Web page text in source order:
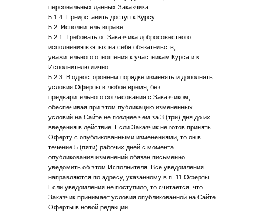
персональных данных Заказчика.
5.1.4. Предоставить доступ к Курсу.
5.2. Исполнитель вправе:
5.2.1. Требовать от Заказчика добросовестного
исполнения взятых на себя обязательств,
уважительного отношения к участникам Курса и к
Исполнителю лично.
5.2.3. В одностороннем порядке изменять и дополнять
условия Оферты в любое время, без
предварительного согласования с Заказчиком,
обеспечивая при этом публикацию измененных
условий на Сайте не позднее чем за 3 (три) дня до их
введения в действие. Если Заказчик не готов принять
Оферту с опубликованными изменениями, то он в
течение 5 (пяти) рабочих дней с момента
опубликования изменений обязан письменно
уведомить об этом Исполнителя. Все уведомления
направляются по адресу, указанному в п. 11 Оферты.
Если уведомления не поступило, то считается, что
Заказчик принимает условия опубликованной на Сайте
Оферты в новой редакции.